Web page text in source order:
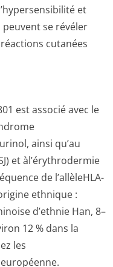
et
peuvent se révéler
cutanées
est associé avec le
ainsi qu’au
et àl’érythrodermie
de l’allèleHLA-
ethnique :
d’ethnie Han, 8–
12 % dans la
les